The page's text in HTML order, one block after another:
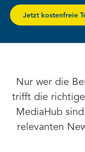
Jetzt kostenfreie
Nur wer die
trifft die
MediaHub
relevanten